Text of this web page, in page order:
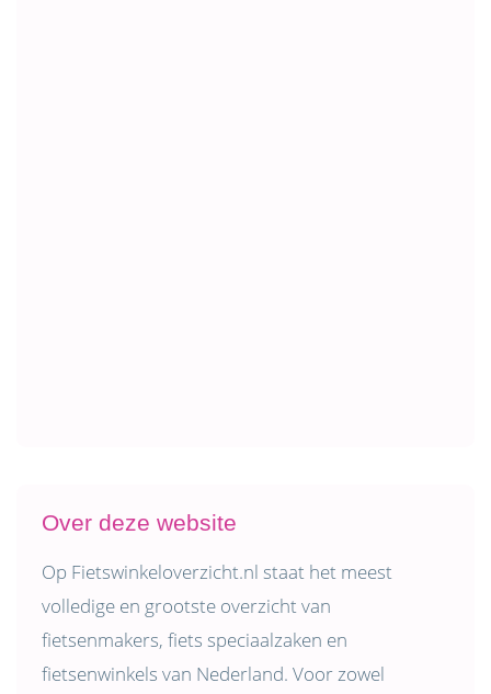
Over deze website
Op Fietswinkeloverzicht.nl staat het meest
volledige en grootste overzicht van
fietsenmakers, fiets speciaalzaken en
fietsenwinkels van Nederland. Voor zowel